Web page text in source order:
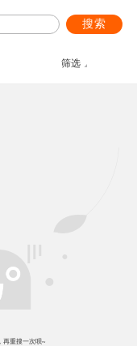
搜索
筛选
再重搜一次呗~